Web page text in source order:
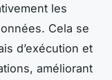
les
Cela se
d’exécution et
améliorant